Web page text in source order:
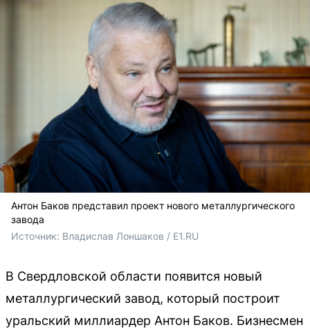
Антон Баков представил проект нового металлургического
завода
Источник: Владислав Лоншаков / E1.RU
В Свердловской области появится новый
металлургический завод, который построит
уральский миллиардер Антон Баков. Бизнесмен